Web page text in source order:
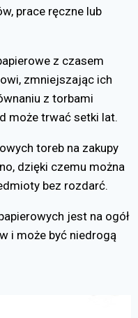
prace ręczne lub
z czasem
zmniejszając ich
z torbami
może trwać setki lat.
toreb na zakupy
dzięki czemu można
bez rozdarć.
jest na ogół
i może być niedrogą